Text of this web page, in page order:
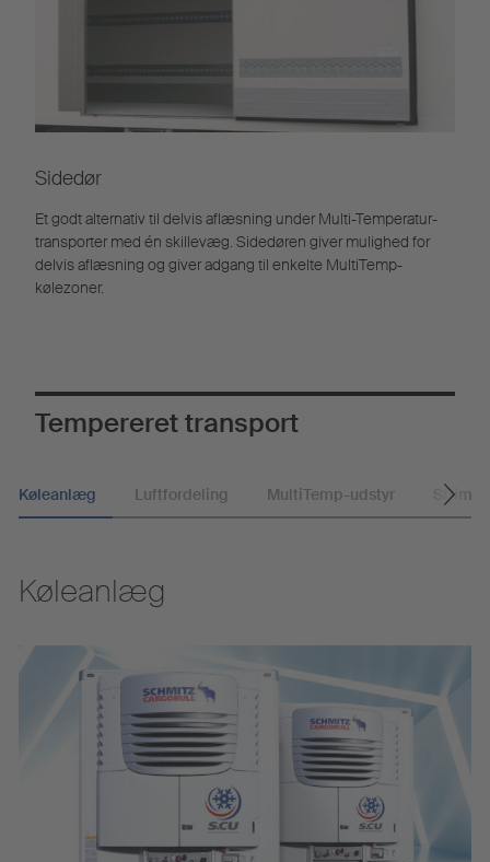
Sidedør
Et godt alternativ til delvis aflæsning under Multi-Temperatur-
transporter med én skillevæg. Sidedøren giver mulighed for
delvis aflæsning og giver adgang til enkelte MultiTemp-
kølezoner.
Tempereret transport
Køleanlæg Luftfordeling MultiTemp-udstyr
Køleanlæg